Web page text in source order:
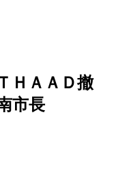
ＨＡＡＤ撤
市長